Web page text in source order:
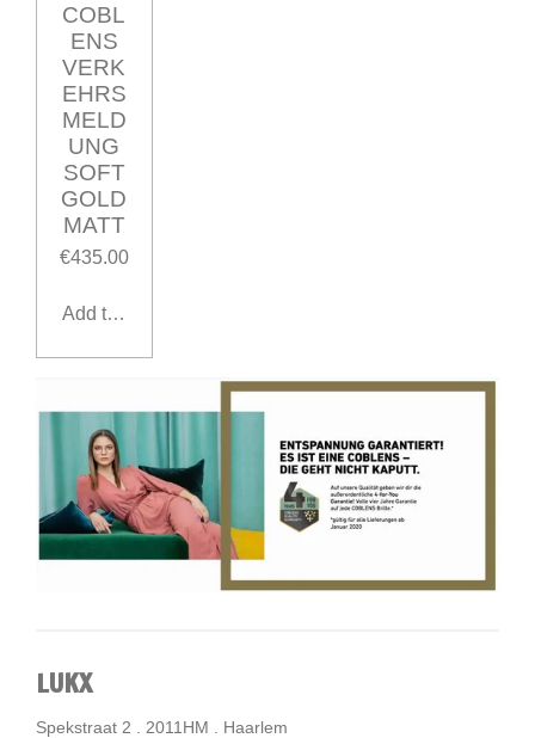
COBL
ENS
VERK
EHRS
MELD
UNG
SOFT
GOLD
MATT
€435.00
Add to cart
LUKX
Spekstraat 2 . 2011HM . Haarlem